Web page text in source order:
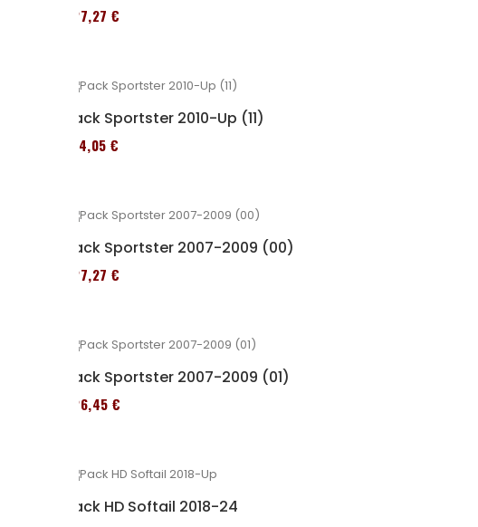
227,27 €
Pack Sportster 2010-Up (11)
314,05 €
Pack Sportster 2007-2009 (00)
227,27 €
Pack Sportster 2007-2009 (01)
326,45 €
Pack HD Softail 2018-24